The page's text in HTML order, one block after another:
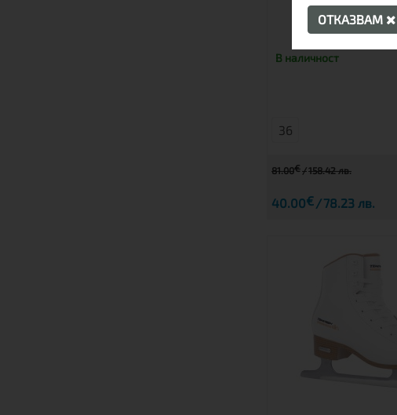
В наличност
36
81.00€ 158.42 лв.
40.00€ 78.23 лв.
ОТКАЗВАМ